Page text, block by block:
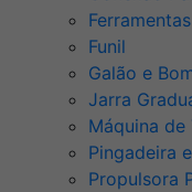
Funil
Galão e
Jarra
Máquina
Pingadeira
Propulsora